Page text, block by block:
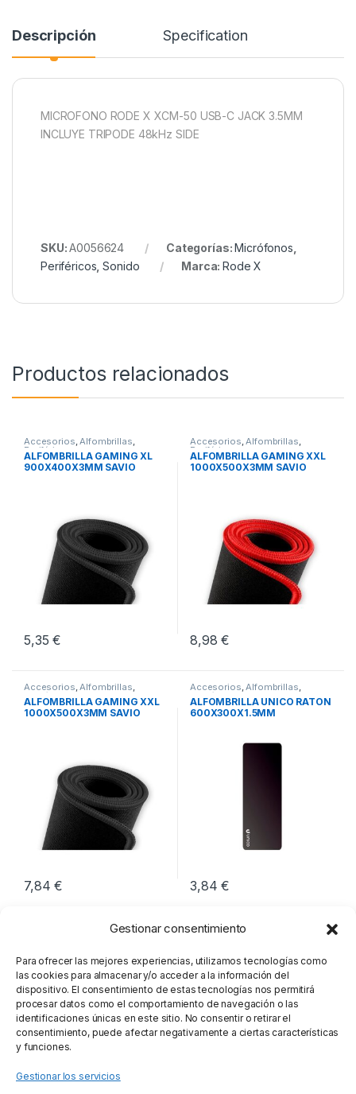
Gestionar consentimiento
Para ofrecer las mejores experiencias, utilizamos tecnologías como
las cookies para almacenar y/o acceder a la información del
dispositivo. El consentimiento de estas tecnologías nos permitirá
procesar datos como el comportamiento de navegación o las
identificaciones únicas en este sitio. No consentir o retirar el
consentimiento, puede afectar negativamente a ciertas características
y funciones.
Gestionar los servicios
Descripción Specification
MICROFONO RODE X XCM-50 USB-C JACK 3.5MM
INCLUYE TRIPODE 48kHz SIDE
SKU:A0056624 Categorías:Micrófonos
Periféricos ,Sonido Marca:Rode X
Productos relacionados
Accesorios,Alfombrillas,
Periféricos
ALFOMBRILLA GAMING XL
900X400X3MM SAVIO
5,35€
Accesorios,Alfombrillas,
Periféricos
ALFOMBRILLA GAMING XXL
1000X500X3MM SAVIO
8,98€
Accesorios,Alfombrillas,
Periféricos
ALFOMBRILLA GAMING XXL
1000X500X3MM SAVIO
7,84€
Accesorios,Alfombrillas,
Periféricos
ALFOMBRILLA UNICO RATON
600X300X1.5MM
3,84€